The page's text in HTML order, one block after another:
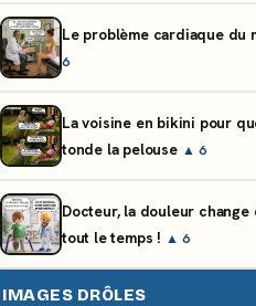
Le problème cardiaque du
6
La voisine en bikini pour
tonde la pelouse ▲ 6
Docteur, la douleur change
tout le temps ! ▲ 6
IMAGES DRÔLES